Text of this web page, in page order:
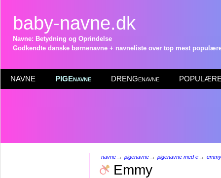
baby-navne.dk
Navne: Betydning og Oprindelse
Godkendte danske børnenavne + navneliste over top mest
NAVNE PIGEnavne DRENGenavne POPULÆRE
navne→ pigenavne→ pigenavne med e→ emmy
Emmy